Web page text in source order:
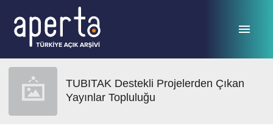
TUBITAK Destekli Projelerden Çıkan
Yayınlar Topluluğu